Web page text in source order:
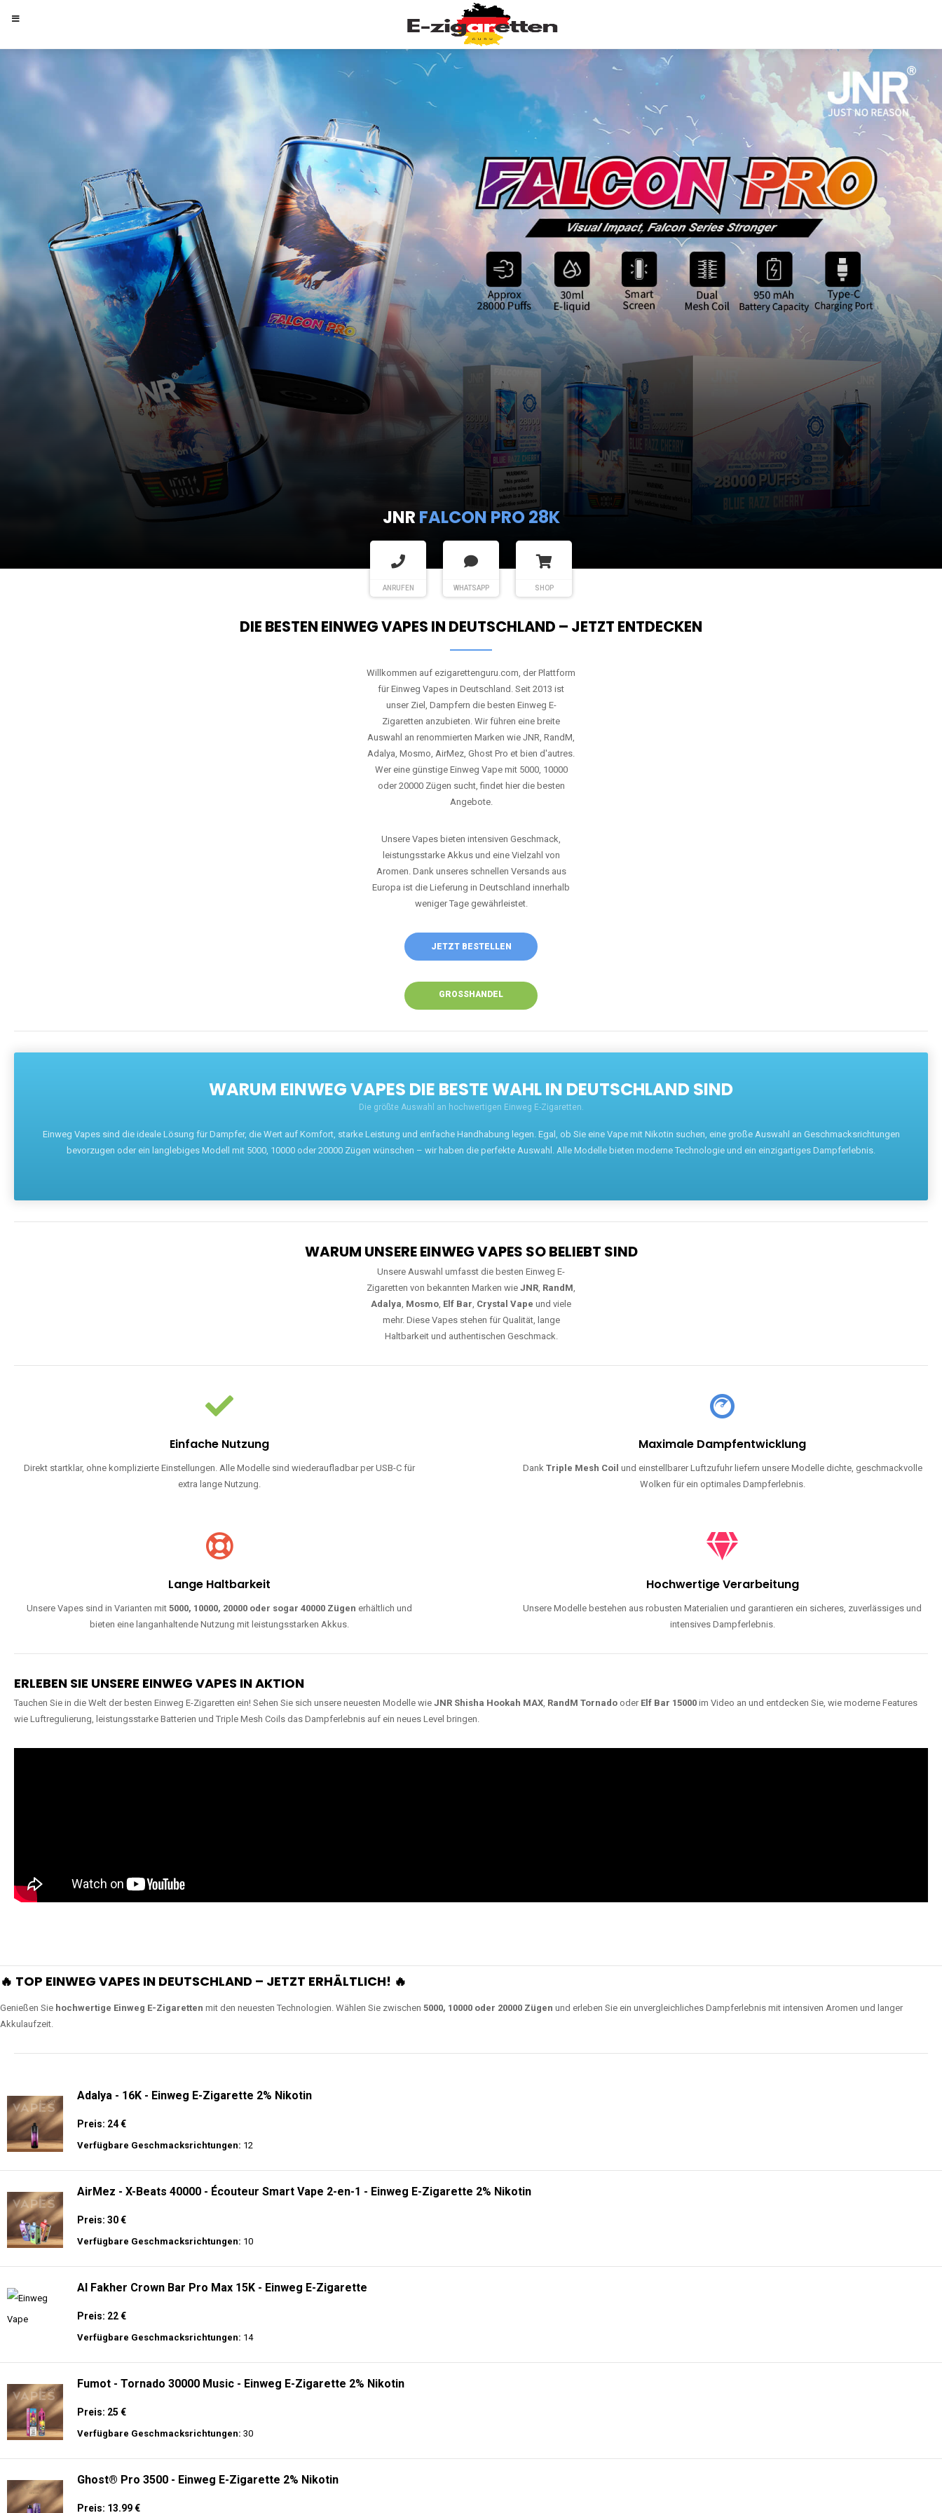
JNR FALCON PRO 28K
ANRUFEN WHATSAPP SHOP
DIE BESTEN EINWEG VAPES IN DEUTSCHLAND – JETZT ENTDECKEN
Willkommen auf ezigarettenguru.com, der Plattform
für Einweg Vapes in Deutschland. Seit 2013 ist
unser Ziel, Dampfern die besten Einweg E-
Zigaretten anzubieten. Wir führen eine breite
Auswahl an renommierten Marken wie JNR, RandM,
Adalya, Mosmo, AirMez, Ghost Pro et bien d'autres.
Wer eine günstige Einweg Vape mit 5000, 10000
oder 20000 Zügen sucht, findet hier die besten
Angebote.
Unsere Vapes bieten intensiven Geschmack,
leistungsstarke Akkus und eine Vielzahl von
Aromen. Dank unseres schnellen Versands aus
Europa ist die Lieferung in Deutschland innerhalb
weniger Tage gewährleistet.
JETZT BESTELLEN
GROSSHANDEL
WARUM EINWEG VAPES DIE BESTE WAHL IN DEUTSCHLAND SIND
Die größte Auswahl an hochwertigen Einweg E-Zigaretten.
Einweg Vapes sind die ideale Lösung für Dampfer, die Wert auf Komfort, starke Leistung und einfache Handhabung legen. Egal, ob Sie eine Vape mit Nikotin suchen, eine große Auswahl an Geschmacksrichtungen
bevorzugen oder ein langlebiges Modell mit 5000, 10000 oder 20000 Zügen wünschen – wir haben die perfekte Auswahl. Alle Modelle bieten moderne Technologie und ein einzigartiges Dampferlebnis.
WARUM UNSERE EINWEG VAPES SO BELIEBT SIND
Unsere Auswahl umfasst die besten Einweg E-
Zigaretten von bekannten Marken wie JNR, RandM,
Adalya, Mosmo, Elf Bar, Crystal Vape und viele
mehr. Diese Vapes stehen für Qualität, lange
Haltbarkeit und authentischen Geschmack.
Einfache Nutzung
Direkt startklar, ohne komplizierte Einstellungen. Alle Modelle sind wiederaufladbar per USB-C für
extra lange Nutzung.
Maximale Dampfentwicklung
Dank Triple Mesh Coil und einstellbarer Luftzufuhr liefern unsere Modelle dichte, geschmackvolle
Wolken für ein optimales Dampferlebnis.
Lange Haltbarkeit
Unsere Vapes sind in Varianten mit5000, 10000, 20000 oder sogar 40000 Zügen erhältlich und
bieten eine langanhaltende Nutzung mit leistungsstarken Akkus.
Hochwertige Verarbeitung
Unsere Modelle bestehen aus robusten Materialien und garantieren ein sicheres, zuverlässiges und
intensives Dampferlebnis.
ERLEBEN SIE UNSERE EINWEG VAPES IN AKTION
Tauchen Sie in die Welt der besten Einweg E-Zigaretten ein! Sehen Sie sich unsere neuesten Modelle wie JNR Shisha Hookah MAX, RandM Tornado oder Elf Bar 15000 im Video an und entdecken Sie, wie moderne Features
wie Luftregulierung, leistungsstarke Batterien und Triple Mesh Coils das Dampferlebnis auf ein neues Level bringen.
🔥 TOP EINWEG VAPES IN DEUTSCHLAND – JETZT ERHÄLTLICH! 🔥
Genießen Sie hochwertige Einweg E-Zigaretten mit den neuesten Technologien. Wählen Sie zwischen 5000, 10000 oder 20000 Zügen und erleben Sie ein unvergleichliches Dampferlebnis mit intensiven Aromen und langer
Akkulaufzeit.
Adalya - 16K - Einweg E-Zigarette 2% Nikotin
Preis: 24 €
Verfügbare Geschmacksrichtungen: 12
AirMez - X-Beats 40000 - Écouteur Smart Vape 2-en-1 - Einweg E-Zigarette 2% Nikotin
Preis: 30 €
Verfügbare Geschmacksrichtungen: 10
Al Fakher Crown Bar Pro Max 15K - Einweg E-Zigarette
Preis: 22 €
Verfügbare Geschmacksrichtungen: 14
Fumot - Tornado 30000 Music - Einweg E-Zigarette 2% Nikotin
Preis: 25 €
Verfügbare Geschmacksrichtungen: 30
Ghost® Pro 3500 - Einweg E-Zigarette 2% Nikotin
Preis: 13.99 €